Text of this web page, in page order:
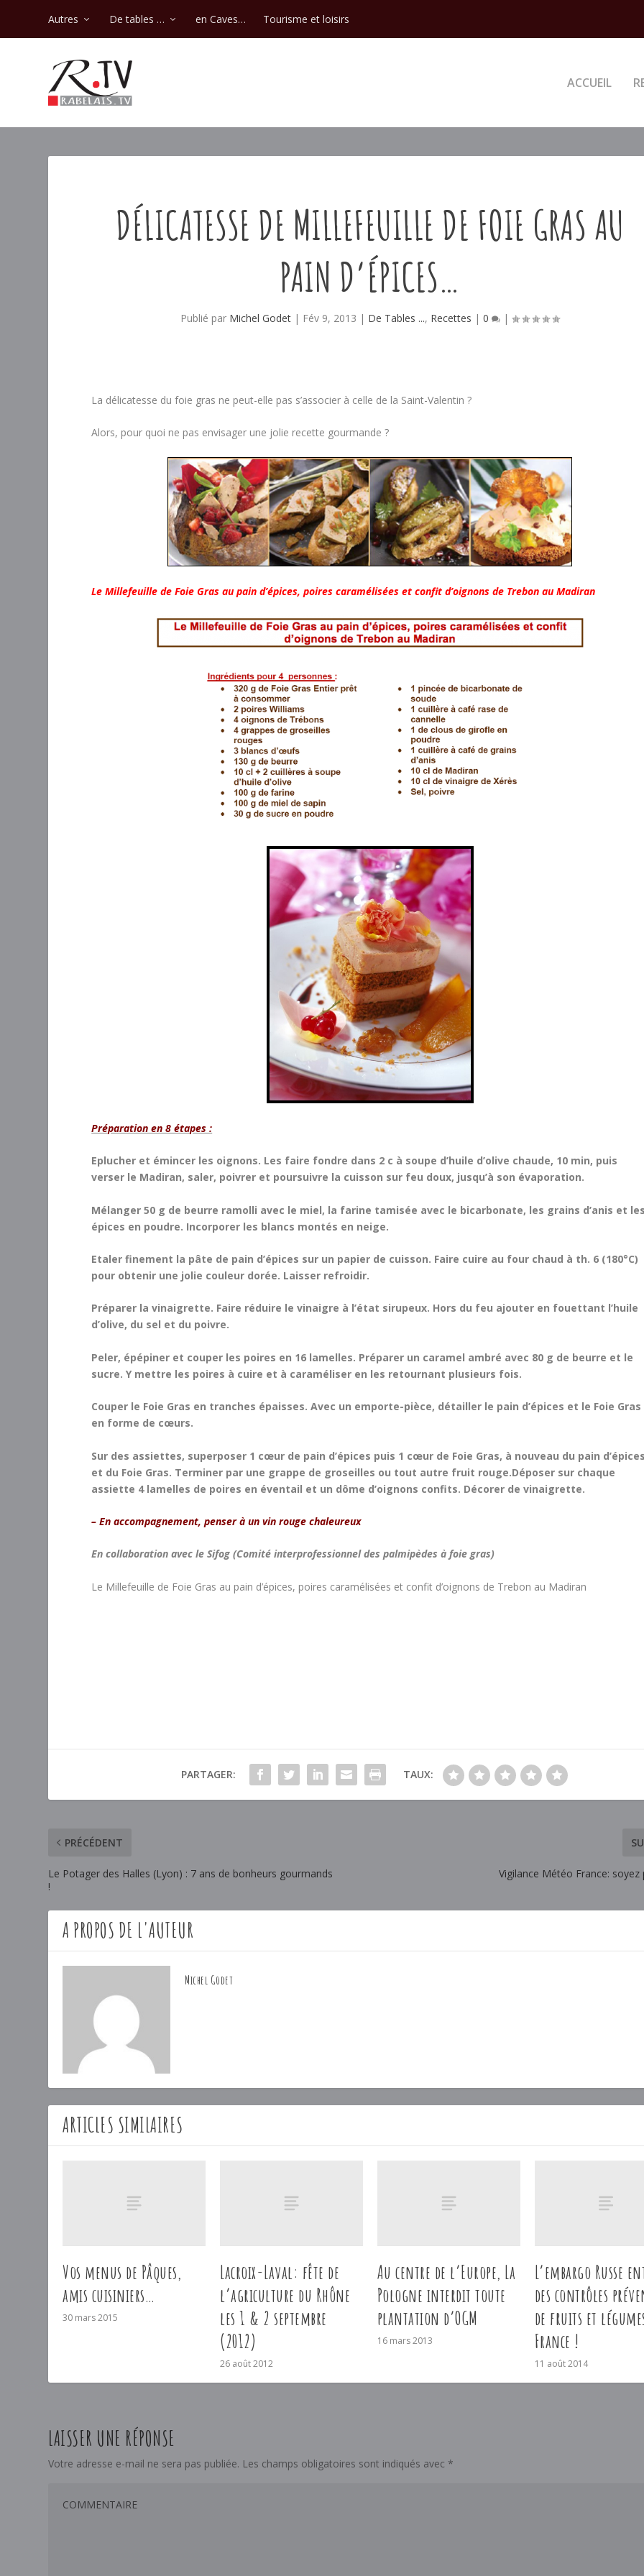
Autres De tables … en Caves… Tourisme et loisirs
ACCUEIL
DÉLICATESSE DE MILLEFEUILLE DE FOIE GRAS AU
PAIN D’ÉPICES…
Publié par Michel Godet | Fév 9, 2013 | De Tables ..., Recettes |0 |
La délicatesse du foie gras ne peut-elle pas s’associer à celle de la Saint-Valentin ?
Alors, pour quoi ne pas envisager une jolie recette gourmande ?
Le Millefeuille de Foie Gras au pain d’épices, poires caramélisées et confit d’oignons de Trebon au Madiran
Préparation en 8 étapes :
Eplucher et émincer les oignons. Les faire fondre dans 2 c à soupe d’huile d’olive chaude, 10 min, puis
verser le Madiran, saler, poivrer et poursuivre la cuisson sur feu doux, jusqu’à son évaporation.
Mélanger 50 g de beurre ramolli avec le miel, la farine tamisée avec le bicarbonate, les grains d’anis et les
épices en poudre. Incorporer les blancs montés en neige.
Etaler finement la pâte de pain d’épices sur un papier de cuisson. Faire cuire au four chaud à th. 6 (180°C)
pour obtenir une jolie couleur dorée. Laisser refroidir.
Préparer la vinaigrette. Faire réduire le vinaigre à l’état sirupeux. Hors du feu ajouter en fouettant l’huile
d’olive, du sel et du poivre.
Peler, épépiner et couper les poires en 16 lamelles. Préparer un caramel ambré avec 80 g de beurre et le
sucre. Y mettre les poires à cuire et à caraméliser en les retournant plusieurs fois.
Couper le Foie Gras en tranches épaisses. Avec un emporte-pièce, détailler le pain d’épices et le Foie Gras
en forme de cœurs.
Sur des assiettes, superposer 1 cœur de pain d’épices puis 1 cœur de Foie Gras, à nouveau du pain d’épices
et du Foie Gras. Terminer par une grappe de groseilles ou tout autre fruit rouge.Déposer sur chaque
assiette 4 lamelles de poires en éventail et un dôme d’oignons confits. Décorer de vinaigrette.
– En accompagnement, penser à un vin rouge chaleureux
En collaboration avec le Sifog (Comité interprofessionnel des palmipèdes à foie gras)
Le Millefeuille de Foie Gras au pain d’épices, poires caramélisées et confit d’oignons de Trebon au Madiran
PARTAGER: TAUX:
PRÉCÉDENT
Le Potager des Halles (Lyon) : 7 ans de bonheurs gourmands
!
Vigilance Météo France:
A PROPOS DE L'AUTEUR
Michel Godet
ARTICLES SIMILAIRES
Vos menus de Pâques,
amis cuisiniers…
30 mars 2015
Lacroix-Laval: fête de
l’agriculture du Rhône
les 1 & 2 septembre
(2012)
26 août 2012
Au centre de l’Europe, La
Pologne interdit toute
plantation d’OGM
16 mars 2013
L’embargo Russe
des contrôles
de fruits et
France !
11 août 2014
LAISSER UNE RÉPONSE
Votre adresse e-mail ne sera pas publiée. Les champs obligatoires sont indiqués avec *